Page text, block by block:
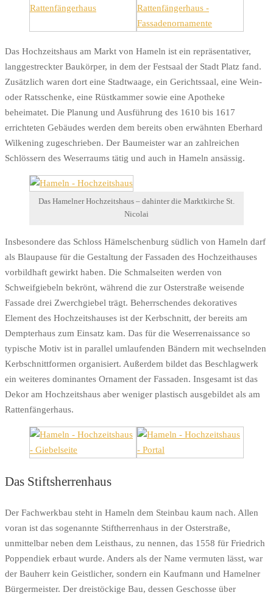
Das Hochzeitshaus am Markt von Hameln ist ein repräsentativer,
langgestreckter Baukörper, in dem der Festsaal der Stadt Platz fand.
Zusätzlich waren dort eine Stadtwaage, ein Gerichtssaal, eine Wein-
oder Ratsschenke, eine Rüstkammer sowie eine Apotheke
beheimatet. Die Planung und Ausführung des 1610 bis 1617
errichteten Gebäudes werden dem bereits oben erwähnten Eberhard
Wilkening zugeschrieben. Der Baumeister war an zahlreichen
Schlössern des Weserraums tätig und auch in Hameln ansässig.
Das Hamelner Hochzeitshaus – dahinter die Marktkirche St.
Nicolai
Insbesondere das Schloss Hämelschenburg südlich von Hameln darf
als Blaupause für die Gestaltung der Fassaden des Hochzeithauses
vorbildhaft gewirkt haben. Die Schmalseiten werden von
Schweifgiebeln bekrönt, während die zur Osterstraße weisende
Fassade drei Zwerchgiebel trägt. Beherrschendes dekoratives
Element des Hochzeitshauses ist der Kerbschnitt, der bereits am
Dempterhaus zum Einsatz kam. Das für die Weserrenaissance so
typische Motiv ist in parallel umlaufenden Bändern mit wechselnden
Kerbschnittformen organisiert. Außerdem bildet das Beschlagwerk
ein weiteres dominantes Ornament der Fassaden. Insgesamt ist das
Dekor am Hochzeitshaus aber weniger plastisch ausgebildet als am
Rattenfängerhaus.
Das Stiftsherrenhaus
Der Fachwerkbau steht in Hameln dem Steinbau kaum nach. Allen
voran ist das sogenannte Stiftherrenhaus in der Osterstraße,
unmittelbar neben dem Leisthaus, zu nennen, das 1558 für Friedrich
Poppendiek erbaut wurde. Anders als der Name vermuten lässt, war
der Bauherr kein Geistlicher, sondern ein Kaufmann und Hamelner
Bürgermeister. Der dreistöckige Bau, dessen Geschosse über